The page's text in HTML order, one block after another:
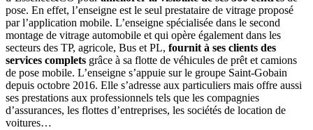
pose. En effet, l’enseigne est le seul prestataire de vitrage proposé
par l’application mobile. L’enseigne spécialisée dans le second
montage de vitrage automobile et qui opère également dans les
secteurs des TP, agricole, Bus et PL, fournit à ses clients des
services complets grâce à sa flotte de véhicules de prêt et camions
de pose mobile. L’enseigne s’appuie sur le groupe Saint-Gobain
depuis octobre 2016. Elle s’adresse aux particuliers mais offre aussi
ses prestations aux professionnels tels que les compagnies
d’assurances, les flottes d’entreprises, les sociétés de location de
voitures…